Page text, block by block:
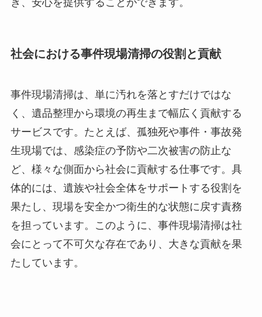
き、安心を提供することができます。
社会における事件現場清掃の役割と貢献
事件現場清掃は、単に汚れを落とすだけではな
く、遺品整理から環境の再生まで幅広く貢献する
サービスです。たとえば、孤独死や事件・事故発
生現場では、感染症の予防や二次被害の防止な
ど、様々な側面から社会に貢献する仕事です。具
体的には、遺族や社会全体をサポートする役割を
果たし、現場を安全かつ衛生的な状態に戻す責務
を担っています。このように、事件現場清掃は社
会にとって不可欠な存在であり、大きな貢献を果
たしています。